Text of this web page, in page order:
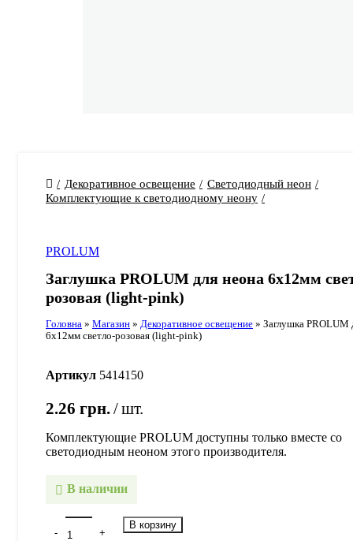
Декоративное освещение
Светодиодный неон
Комплектующие к светодиодному неону
PROLUM
Заглушка PROLUM для неона 6х12мм
розовая (light-pink)
Головна » Магазин » Декоративное освещение » Заглушка PROLUM
6х12мм светло-розовая (light-pink)
Артикул 5414150
2.26 грн. шт.
Комплектующие PROLUM доступны только вместе со
светодиодным неоном этого производителя.
В наличии
В корзину